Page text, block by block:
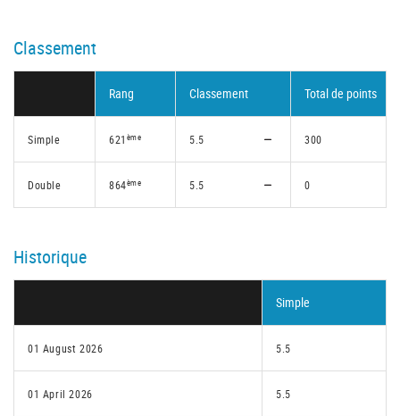
Classement
Rang Classement Total de points
Simple 621 ème 5.5 300
Double 864ème 5.5 0
Historique
Simple
01 August 2026 5.5
01 April 2026 5.5